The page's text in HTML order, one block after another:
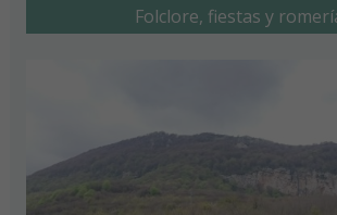
Folclore, fiestas y